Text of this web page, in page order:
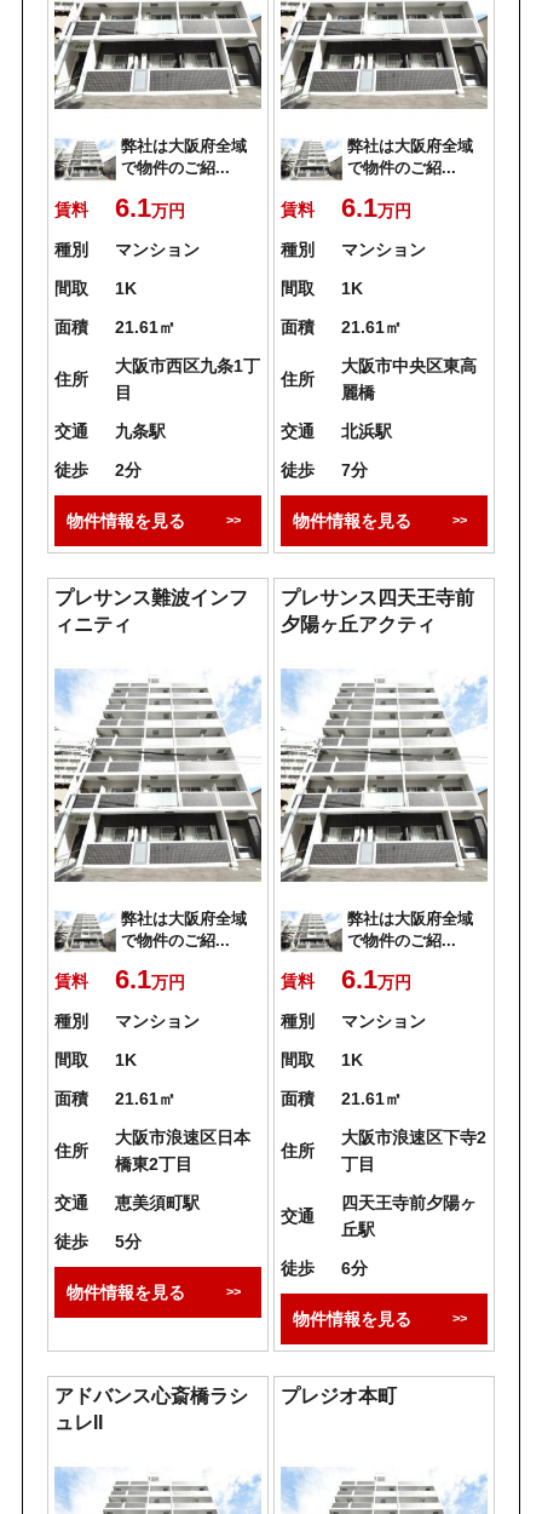
弊社は大阪府全域
で物件のご紹...
賃料 6.1万円
種別
マンション
間取
1K
面積
21.61㎡
住所
大阪市西区九条1丁
目
交通
九条駅
徒歩
2分
物件情報を見る
弊社は大阪府全域
で物件のご紹...
賃料 6.1万円
種別
マンション
間取
1K
面積
21.61㎡
住所
大阪市中央区東高
麗橋
交通
北浜駅
徒歩
7分
物件情報を見る
プレサンス難波インフ
ィニティ
弊社は大阪府全域
で物件のご紹...
賃料 6.1万円
種別
マンション
間取
1K
面積
21.61㎡
住所
大阪市浪速区日本
橋東2丁目
交通
恵美須町駅
徒歩
5分
物件情報を見る
プレサンス四天王寺前
夕陽ヶ丘アクティ
弊社は大阪府全域
で物件のご紹...
賃料 6.1万円
種別
マンション
間取
1K
面積
21.61㎡
住所
大阪市浪速区下寺2
丁目
交通
四天王寺前夕陽ヶ
丘駅
徒歩
6分
物件情報を見る
アドバンス心斎橋ラシ
ュレII
プレジオ本町